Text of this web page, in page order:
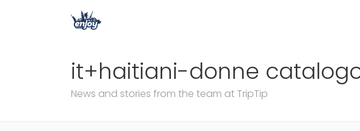
it+haitiani-donne
News and stories from the team at TripTip